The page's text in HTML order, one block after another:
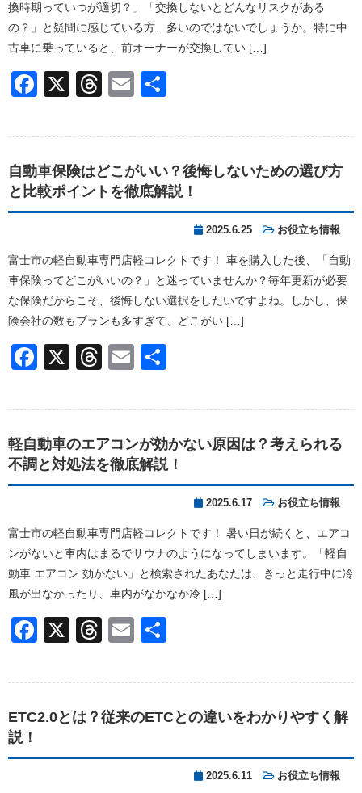
換時期っていつが適切？」「交換しないとどんなリスクがある
の？」と疑問に感じている方、多いのではないでしょうか。特に中
古車に乗っていると、前オーナーが交換してい […]
Facebook
X Threads
Email
自動車保険はどこがいい？後悔しないための選び方
と比較ポイントを徹底解説！
2025.6.25 お役立ち情報
富士市の軽自動車専門店軽コレクトです！ 車を購入した後、「自動
車保険ってどこがいいの？」と迷っていませんか？毎年更新が必要
な保険だからこそ、後悔しない選択をしたいですよね。しかし、保
険会社の数もプランも多すぎて、どこがい […]
Facebook
X Threads
Email
軽自動車のエアコンが効かない原因は？考えられる
不調と対処法を徹底解説！
2025.6.17 お役立ち情報
富士市の軽自動車専門店軽コレクトです！ 暑い日が続くと、エアコ
ンがないと車内はまるでサウナのようになってしまいます。「軽自
動車 エアコン 効かない」と検索されたあなたは、きっと走行中に冷
風が出なかったり、車内がなかなか冷 […]
Facebook
X Threads
Email
ETC2.0とは？従来のETCとの違いをわかりやすく解
説！
2025.6.11 お役立ち情報